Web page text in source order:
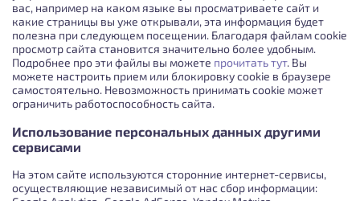
вас, например на каком языке вы просматриваете сайт и
какие страницы вы уже открывали, эта информация будет
полезна при следующем посещении. Благодаря файлам cookie
просмотр сайта становится значительно более удобным.
Подробнее про эти файлы вы можете прочитать тут. Вы
можете настроить прием или блокировку cookie в браузере
самостоятельно. Невозможность принимать cookie может
ограничить работоспособность сайта.
Использование персональных данных другими
сервисами
На этом сайте используются сторонние интернет-сервисы,
осуществляющие независимый от нас сбор информации: